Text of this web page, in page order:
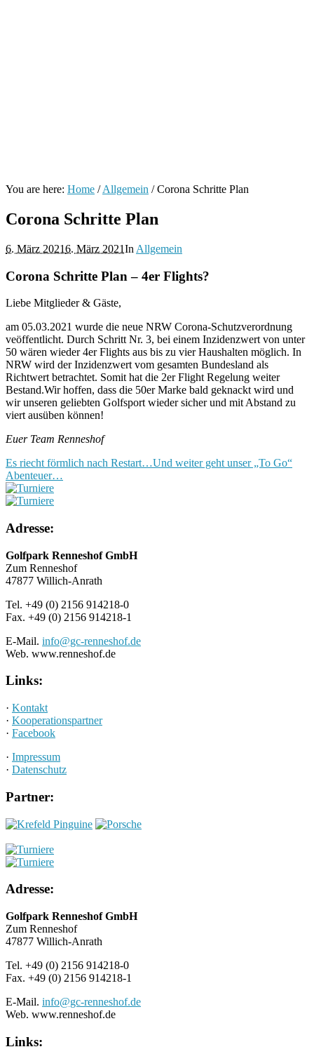
You are here: Home /Allgemein /Corona Schritte Plan
Corona Schritte Plan
6. März 20216. März 2021In Allgemein
Corona Schritte Plan – 4er Flights?
Liebe Mitglieder & Gäste,
am 05.03.2021 wurde die neue NRW Corona-Schutzverordnung
veöffentlicht. Durch Schritt Nr. 3, bei einem Inzidenzwert von unter
50 wären wieder 4er Flights aus bis zu vier Haushalten möglich. In
NRW wird der Inzidenzwert vom gesamten Bundesland als
Richtwert betrachtet. Somit hat die 2er Flight Regelung weiter
Bestand.Wir hoffen, dass die 50er Marke bald geknackt wird und
wir unseren geliebten Golfsport wieder sicher und mit Abstand zu
viert ausüben können!
Euer Team Renneshof
Es riecht förmlich nach Restart…Und weiter geht unser „To Go“
Abenteuer…
Adresse:
Golfpark Renneshof GmbH
Zum Renneshof
47877 Willich-Anrath
Tel. +49 (0) 2156 914218-0
Fax. +49 (0) 2156 914218-1
E-Mail. info@gc-renneshof.de
Web. www.renneshof.de
Links:
· Kontakt
· Kooperationspartner
· Facebook
· Impressum
· Datenschutz
Partner:
Adresse:
Golfpark Renneshof GmbH
Zum Renneshof
47877 Willich-Anrath
Tel. +49 (0) 2156 914218-0
Fax. +49 (0) 2156 914218-1
E-Mail. info@gc-renneshof.de
Web. www.renneshof.de
Links: